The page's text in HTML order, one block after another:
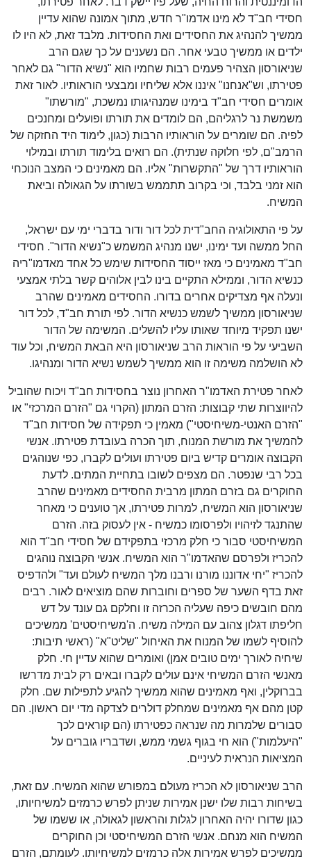
חסידי חב"ד לא מינו אדמו"ר חדש, מתוך אמונה שהוא עדיין
ממשיך להנהיג את החסידים ואת החסידות. מלבד זאת, לא היו לו
ילדים או ממשיך טבעי אחר. הם נשענים על כך שגם הרב
שניאורסון הצהיר פעמים רבות שחמיו הוא "נשיא הדור" גם לאחר
פטירתו, וש"אנחנו" איננו אלא שליחיו ומבצעי הוראותיו. לאור זאת
אומרים חסידי חב"ד בימינו שמנהיגותו נמשכת, "מורשתו"
משמשת נר לרגליהם, הם לומדים את תורתו ופועלים ומחנכים
לפיה. הם שומרים על הוראותיו הרבות (כגון, לימוד היד החזקה של
הרמב"ם, לפי חלוקה שנתית). הם רואים בלימוד תורתו ובמילוי
הוראותיו דרך של "התקשרות" אליו. הם מאמינים כי המצב הנוכחי
הוא זמני בלבד, וכי בקרוב תתממש בשורתו על הגאולה וביאת
המשיח.
על פי התאולוגיה החב"דית לכל דור ודור בדברי ימי עם ישראל,
החל ממשה ועד ימינו, ישנו מנהיג המשמש כ"נשיא הדור". חסידי
חב"ד מאמינים כי מאז ייסוד החסידות שימש כל אחד מאדמו"ריה
כנשיא הדור, וממילא התקיים בינו לבין אלוהים קשר בלתי אמצעי
ונעלה אף מצדיקים אחרים בדורו. החסידים מאמינים שהרב
שניאורסון ממשיך לשמש כנשיא הדור. לפי תורת חב"ד, לכל דור
ישנו תפקיד מיוחד שאותו עליו להשלים. המשימה של הדור
השביעי על פי הוראות הרב שניאורסון היא הבאת המשיח, וכל עוד
לא הושלמה משימה זו הוא ממשיך לשמש נשיא הדור ומנהיגו.
לאחר פטירת האדמו"ר האחרון נוצר בחסידות חב"ד ויכוח שהוביל
להיווצרות שתי קבוצות: הזרם המתון (הקרוי גם "הזרם המרכזי" או
"הזרם האנטי-משיחיסטי") מאמין כי תפקידה של חסידות חב"ד
להמשיך את מורשת המנוח, תוך הכרה בעובדת פטירתו. אנשי
הקבוצה אומרים קדיש ביום פטירתו ועולים לקברו, כפי שנוהגים
בכל רבי שנפטר. הם מצפים לשובו בתחיית המתים. לדעת
החוקרים גם בזרם המתון מרבית החסידים מאמינים שהרב
שניאורסון הוא המשיח, למרות פטירתו, אך טוענים כי מאחר
שהתנגד לזיהויו ולפרסומו כמשיח - אין לעסוק בזה. הזרם
המשיחיסטי סבור כי חלק מרכזי בתפקידם של חסידי חב"ד הוא
להכריז ולפרסם שהאדמו"ר הוא המשיח. אנשי הקבוצה נוהגים
להכריז "יחי אדוננו מורנו ורבנו מלך המשיח לעולם ועד" ולהדפיס
זאת בדף השער של ספרים וחוברות שהם מוציאים לאור. רבים
מהם חובשים כיפה שעליה הכרזה זו וחלקם גם עונד על דש
חליפתו דגלון צהוב עם המילה משיח. ה'משיחיסטים' ממשיכים
להוסיף לשמו של המנוח את האיחול "שליט"א" (ראשי תיבות:
שיחיה לאורך ימים טובים אמן) ואומרים שהוא עדיין חי. חלק
מאנשי הזרם המשיחי אינם עולים לקברו ובאים רק לבית מדרשו
בברוקלין, ואף מאמינים שהוא ממשיך להגיע לתפילות שם. חלק
קטן מהם אף מאמינים שמחלק דולרים לצדקה מדי יום ראשון. הם
סבורים שלמרות מה שנראה כפטירתו (הם קוראים לכך
"היעלמות") הוא חי בגוף גשמי ממש, ושדבריו גוברים על
המציאות הנראית לעיניים.
הרב שניאורסון לא הכריז מעולם במפורש שהוא המשיח. עם זאת,
בשיחות רבות שלו ישנן אמירות שניתן לפרש כרמזים למשיחיותו,
כגון שדורו יהיה האחרון לגלות והראשון לגאולה, או ששמו של
המשיח הוא מנחם. אנשי הזרם המשיחיסטי וכן החוקרים
ממשיכים לפרש אמירות אלה כרמזים למשיחיותו. לעומתם, הזרם